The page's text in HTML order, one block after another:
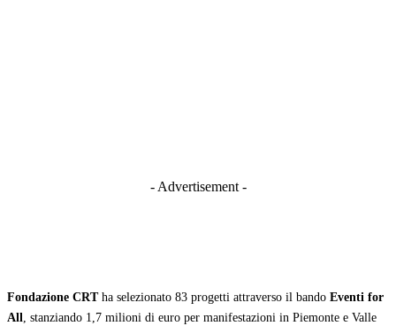
- Advertisement -
Fondazione CRTha selezionato 83 progetti attraverso il bando Eventi for
All, stanziando 1,7 milioni di euro per manifestazioni in Piemonte e Valle